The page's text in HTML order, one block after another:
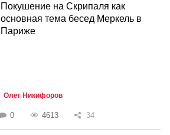
Покушение на Скрипаля как
основная тема бесед Меркель в
Париже
Олег Никифоров
0 4613 34